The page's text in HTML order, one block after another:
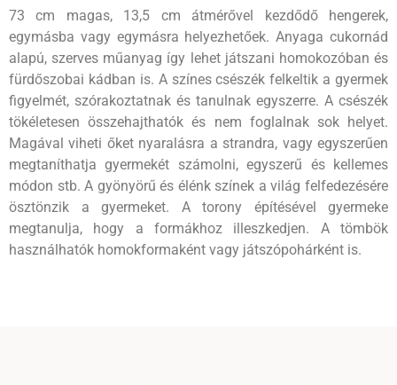
73 cm magas, 13,5 cm átmérővel kezdődő hengerek,
egymásba vagy egymásra helyezhetőek. Anyaga cukornád
alapú, szerves műanyag így lehet játszani homokozóban és
fürdőszobai kádban is. A színes csészék felkeltik a gyermek
figyelmét, szórakoztatnak és tanulnak egyszerre. A csészék
tökéletesen összehajthatók és nem foglalnak sok helyet.
Magával viheti őket nyaralásra a strandra, vagy egyszerűen
megtaníthatja gyermekét számolni, egyszerű és kellemes
módon stb. A gyönyörű és élénk színek a világ felfedezésére
ösztönzik a gyermeket. A torony építésével gyermeke
megtanulja, hogy a formákhoz illeszkedjen. A tömbök
használhatók homokformaként vagy játszópohárként is.